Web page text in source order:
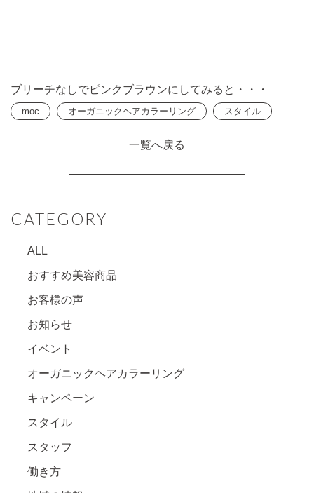
CATEGORY
ALL
おすすめ美容商品
お客様の声
お知らせ
イベント
オーガニックヘアカラーリング
キャンペーン
スタイル
スタッフ
働き方
ブリーチなしでピンクブラウンにしてみると・・・
moc オーガニックヘアカラーリング スタイル
一覧へ戻る